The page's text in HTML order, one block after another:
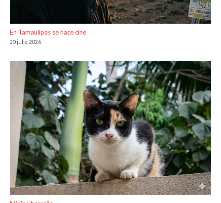
En Tamaulipas se hace cine
20 julio, 2026